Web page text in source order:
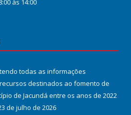
às 14:00
todas as informações
destinados ao fomento de
de Jacundá entre os anos de 2022
de julho de 2026